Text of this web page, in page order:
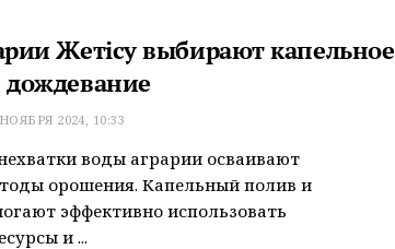
Жетісу выбирают капельное
2024, 10:33
воды аграрии осваивают
орошения. Капельный полив и
эффективно использовать
и ...